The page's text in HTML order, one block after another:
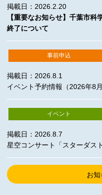
掲載日：2026.2.20
【重要なお知らせ】千葉市
終了について
事前申込
掲載日：2026.8.1
イベント予約情報（2026年8月
イベント
掲載日：2026.8.7
星空コンサート「スターダス
お